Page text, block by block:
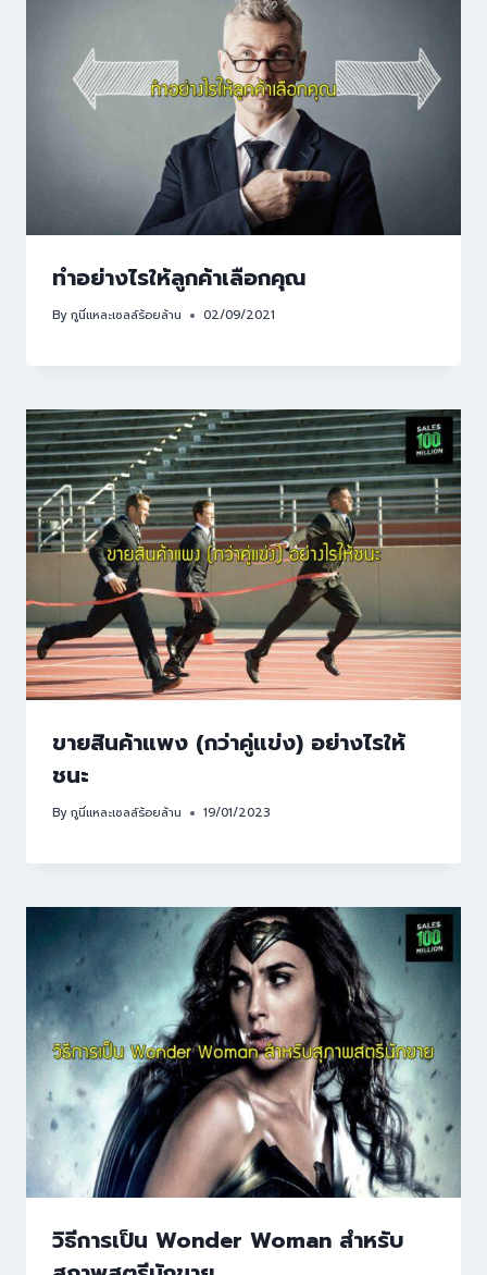
ทำอย่างไรให้ลูกค้าเลือกคุณ
Byกูนี่แหละเซลล์ร้อยล้าน 02/09/2021
ขายสินค้าแพง (กว่าคู่แข่ง) อย่างไรให้
ชนะ
Byกูนี่แหละเซลล์ร้อยล้าน 19/01/2023
วิธีการเป็น Wonder Woman สำหรับ